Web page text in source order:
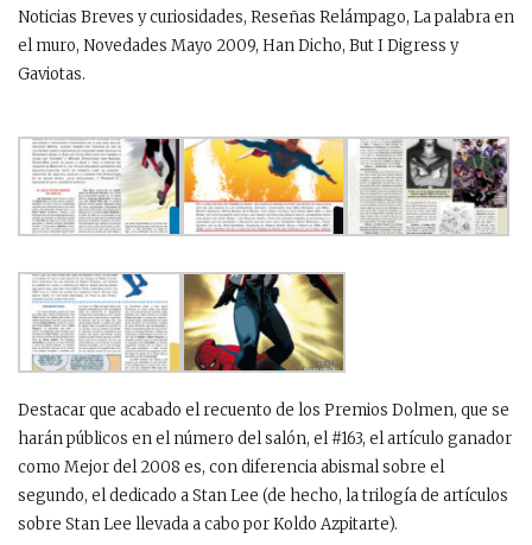
Noticias Breves y curiosidades, Reseñas Relámpago, La palabra en
el muro, Novedades Mayo 2009, Han Dicho, But I Digress y
Gaviotas.
Destacar que acabado el recuento de los Premios Dolmen, que se
harán públicos en el número del salón, el #163, el artículo ganador
como Mejor del 2008 es, con diferencia abismal sobre el
segundo, el dedicado a Stan Lee (de hecho, la trilogía de artículos
sobre Stan Lee llevada a cabo por Koldo Azpitarte).